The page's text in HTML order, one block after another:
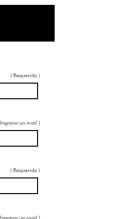
( Requerido )
un mail )
( Requerido )